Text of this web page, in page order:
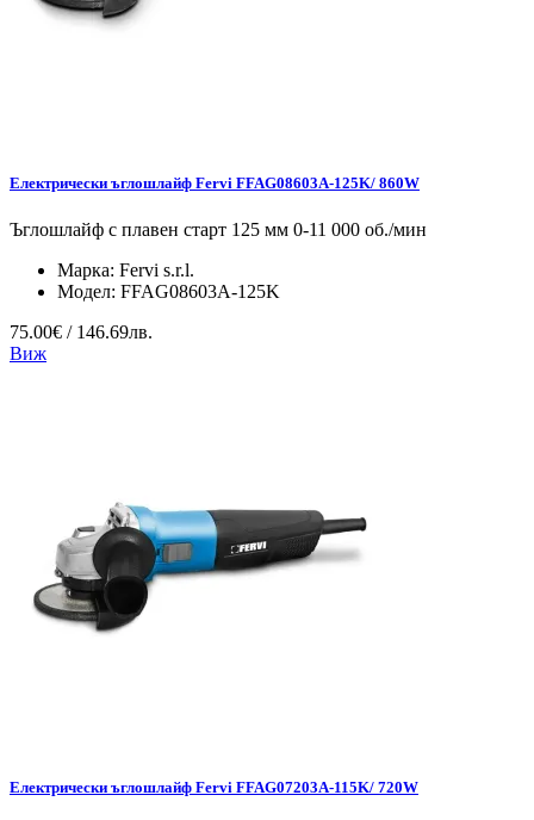
Електрически ъглошлайф Fervi FFAG08603A-125K/ 860W
Ъглошлайф с плавен старт 125 мм 0-11 000 об./мин
Марка: Fervi s.r.l.
Модел: FFAG08603A-125K
75.00€ / 146.69лв.
Виж
Електрически ъглошлайф Fervi FFAG07203A-115K/ 720W